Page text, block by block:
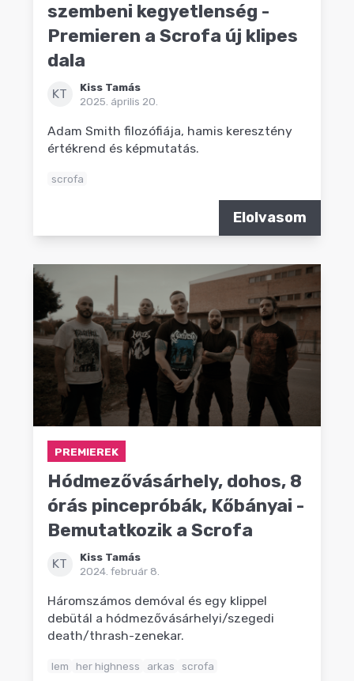
szembeni kegyetlenség -
Premieren a Scrofa új klipes
dala
KT
Kiss Tamás
2025. április 20.
Adam Smith filozófiája, hamis keresztény
értékrend és képmutatás.
scrofa
Elolvasom
PREMIEREK
Hódmezővásárhely, dohos, 8
órás pincepróbák, Kőbányai -
Bemutatkozik a Scrofa
KT
Kiss Tamás
2024. február 8.
Háromszámos demóval és egy klippel
debütál a hódmezővásárhelyi/szegedi
death/thrash-zenekar.
lem her highness arkas scrofa